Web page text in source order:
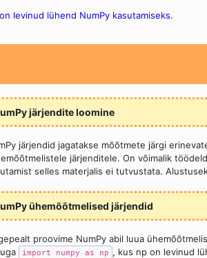
levinud lühend NumPy kasutamiseks.
järjendite loomine
järjendid jagatakse mõõtmete järgi
järjenditele. On võimalik
selles materjalis ei tutvustata.
ühemõõtmelised järjendid
proovime NumPy abil luua
import numpy as np , kus np on levinud